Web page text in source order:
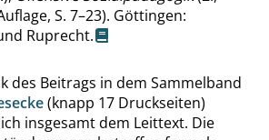
S. 7–23). Göttingen:
Ruprecht.
des Beitrags in dem Sammelband
(knapp 17 Druckseiten)
insgesamt dem Leittext. Die